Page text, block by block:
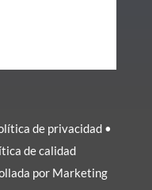
de privacidad•
de calidad
por Marketing